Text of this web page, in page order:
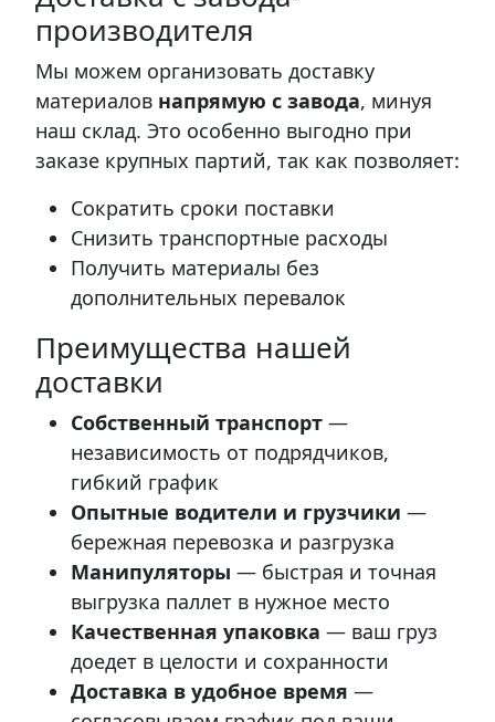
производителя
Мы можем организовать доставку
материалов напрямую с завода, минуя
наш склад. Это особенно выгодно при
заказе крупных партий, так как позволяет:
Сократить сроки поставки
Снизить транспортные расходы
Получить материалы без
дополнительных перевалок
Преимущества нашей
доставки
Собственный транспорт —
независимость от подрядчиков,
гибкий график
Опытные водители и грузчики —
бережная перевозка и разгрузка
Манипуляторы — быстрая и точная
выгрузка паллет в нужное место
Качественная упаковка — ваш груз
доедет в целости и сохранности
Доставка в удобное время —